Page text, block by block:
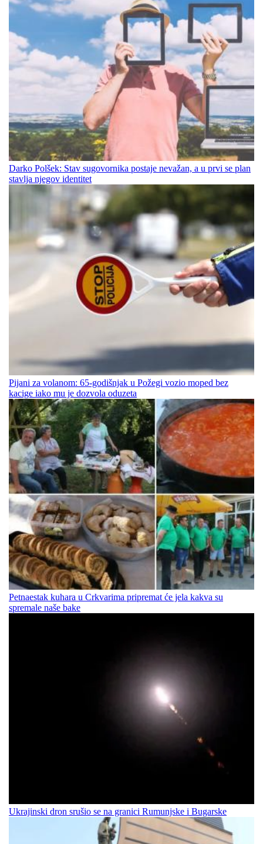
Darko Polšek: Stav sugovornika postaje nevažan, a u prvi se plan
stavlja njegov identitet
Pijani za volanom: 65-godišnjak u Požegi vozio moped bez
kacige iako mu je dozvola oduzeta
Petnaestak kuhara u Crkvarima pripremat će jela kakva su
spremale naše bake
Ukrajinski dron srušio se na granici Rumunjske i Bugarske